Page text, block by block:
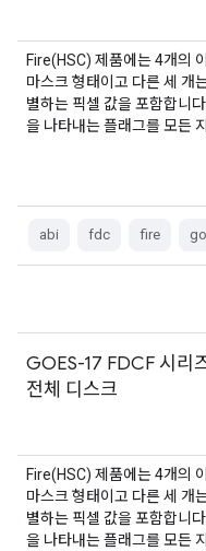
Fire(HSC) 제품에는 4개의
마스크 형태이고 다른 세 개
별하는 픽셀 값을 포함합니
을 나타내는 플래그를 모든
abi fdc fire
GOES-17 FDCF 시리
전체 디스크
Fire(HSC) 제품에는 4개의
마스크 형태이고 다른 세 개
별하는 픽셀 값을 포함합니
을 나타내는 플래그를 모든